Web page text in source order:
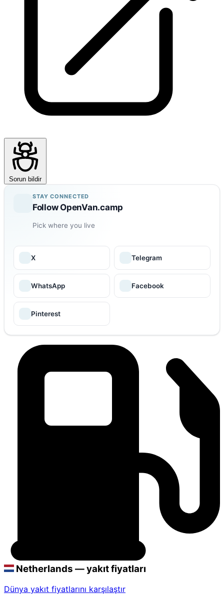
Sorun bildir
STAY CONNECTED
Follow OpenVan.camp
Pick where you live
X Telegram
WhatsApp Facebook
Pinterest
Netherlands — yakıt fiyatları
Dünya yakıt fiyatlarını karşılaştır